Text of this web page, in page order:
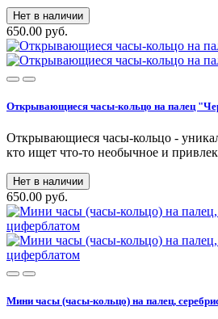
Нет в наличии
650.00 руб.
Открывающиеся часы-кольцо на палец
Открывающиеся часы-кольцо -
кто ищет что-то необычное и
Нет в наличии
650.00 руб.
Мини часы (часы-кольцо) на палец,